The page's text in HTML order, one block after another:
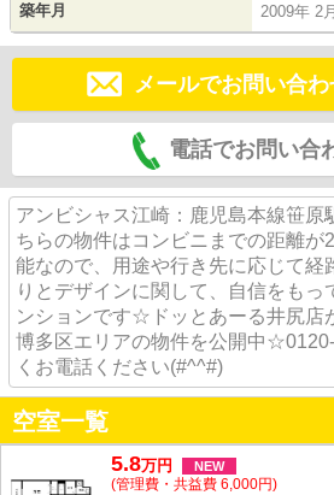
築年月 2009年 2
メールでお問い合
電話でお問い合
アンビシャス江崎：鹿児島本線笹
ちらの物件はコンビニまでの距離
能なので、用途や行き先に応じて
りとデザインに関して、自信をもっ
ンションです☆ドッとあーる井尻店
博多区エリアの物件を公開中
くお電話ください(#^^#)
空室一覧
5.8万円 NEW
(管理費・共益費 6,000円)